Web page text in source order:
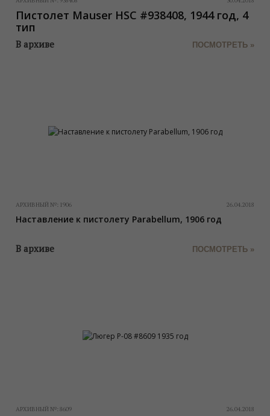
Пистолет Mauser HSC #938408, 1944 год, 4
тип
В архиве ПОСМОТРЕТЬ »
АРХИВНЫЙ №: 1906 26.04.2018
Наставление к пистолету Parabellum, 1906 год
В архиве ПОСМОТРЕТЬ »
АРХИВНЫЙ №: 8609 26.04.2018